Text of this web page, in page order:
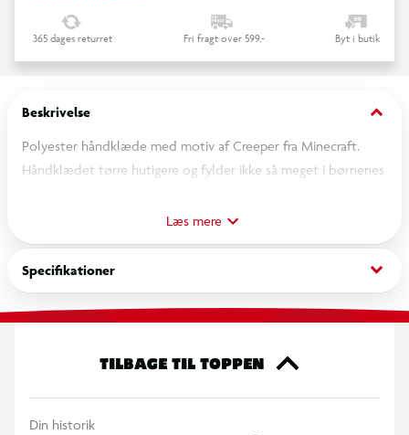
365 dages returret Fri fragt over 599,- Byt i butik
Beskrivelse keyboard_arrow_down
Polyester håndklæde med motiv af Creeper fra Minecraft.
Håndklædet tørre hutigere og fylder ikke så meget i børnenes
Håndklædet kan vaskes ved 30 grader.
Læs mere
Specifikationer keyboard_arrow_down
TILBAGE TIL TOPPEN
Din historik